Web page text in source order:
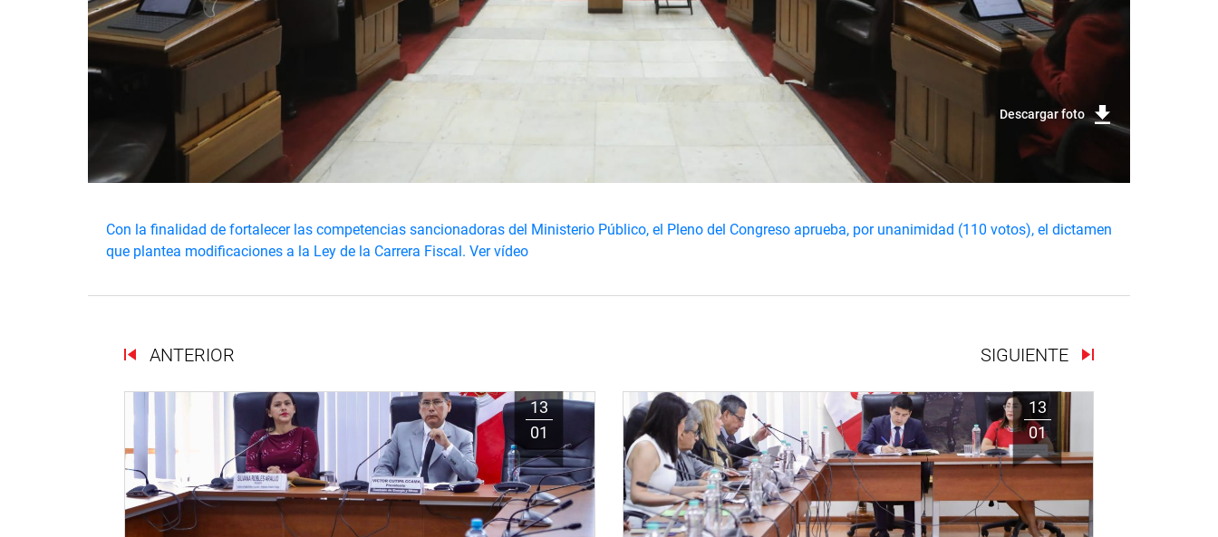
Descargar foto
Con la finalidad de fortalecer las competencias sancionadoras del Ministerio Público, el Pleno del Congreso aprueba, por unanimidad (110 votos), el dictamen
que plantea modificaciones a la Ley de la Carrera Fiscal. Ver vídeo
ANTERIOR SIGUIENTE
13
01
13
01